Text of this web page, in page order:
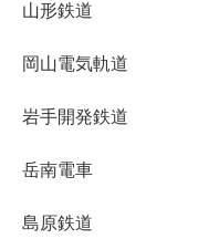
山形鉄道
岡山電気軌道
岩手開発鉄道
岳南電車
島原鉄道